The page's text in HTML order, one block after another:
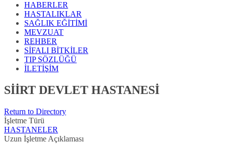
HABERLER
HASTALIKLAR
SAĞLIK EĞİTİMİ
MEVZUAT
REHBER
SİFALI BİTKİLER
TIP SÖZLÜĞÜ
İLETİŞİM
SİİRT DEVLET HASTANESİ
Return to Directory
İşletme Türü
HASTANELER
Uzun İşletme Açıklaması